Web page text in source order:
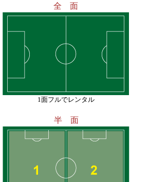
全 面
1面フルでレンタル
半 面